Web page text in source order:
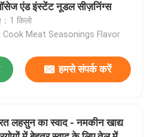
एंड इंस्टेंट नूडल सीज़निंग्स
1 किलो
Cook Meat Seasonings Flavor
हमसे संपर्क करें
लहसुन का स्वाद - नमकीन खाद्य